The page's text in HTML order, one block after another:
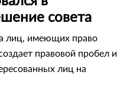
совета
лиц, имеющих право
правовой пробел и
лиц на